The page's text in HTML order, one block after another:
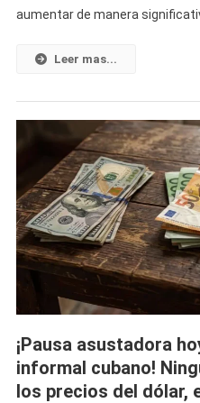
Varios
MLC
Cambia
El
Panorama
Del
Mercado
Informal
Cubano
aumentar de manera
Leer mas...
¡Pausa asustadora
informal cubano!
los precios del dólar,